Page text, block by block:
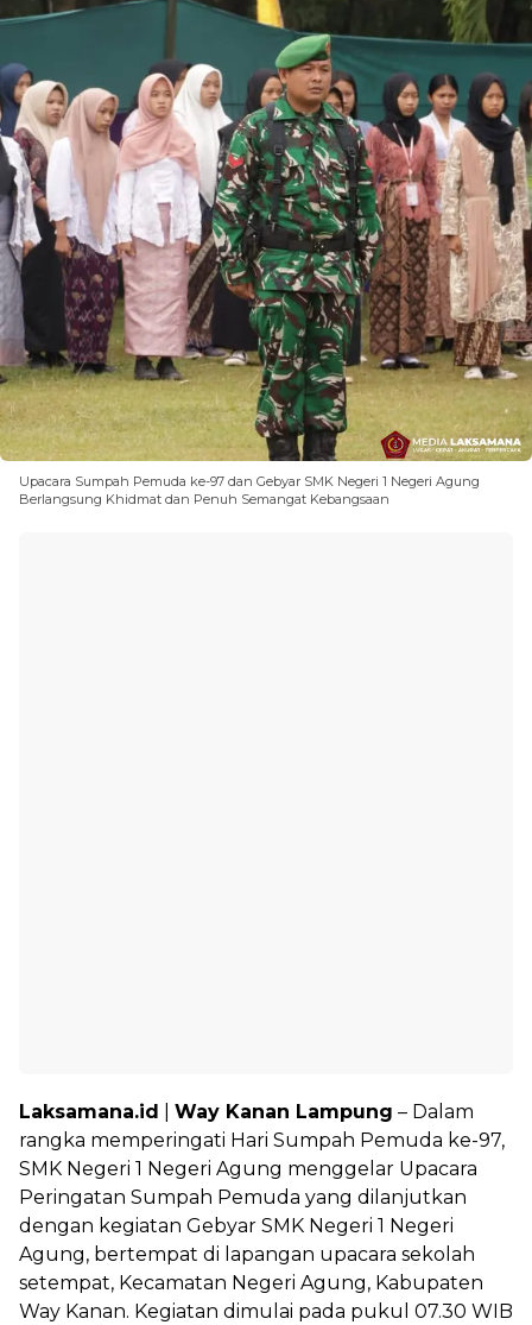
Upacara Sumpah Pemuda ke-97 dan Gebyar SMK Negeri 1 Negeri Agung
Berlangsung Khidmat dan Penuh Semangat Kebangsaan
Laksamana.id Way Kanan Lampung – Dalam
rangka memperingati Hari Sumpah Pemuda ke-97,
SMK Negeri 1 Negeri Agung menggelar Upacara
Peringatan Sumpah Pemuda yang dilanjutkan
dengan kegiatan Gebyar SMK Negeri 1 Negeri
Agung, bertempat di lapangan upacara sekolah
setempat, Kecamatan Negeri Agung, Kabupaten
Way Kanan. Kegiatan dimulai pada pukul 07.30 WIB